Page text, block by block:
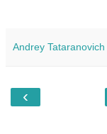
Andrey Tataranovich
‹